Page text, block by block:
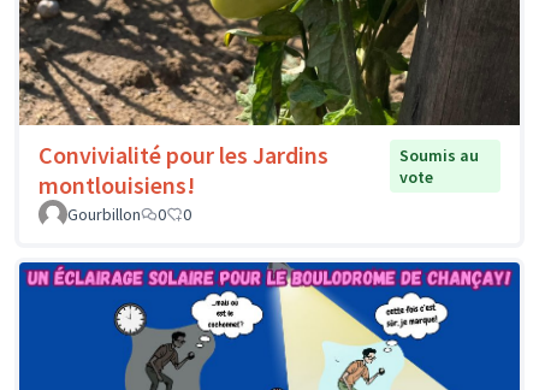
Convivialité pour les Jardins
montlouisiens!
Soumis au
vote
Gourbillon
0 0